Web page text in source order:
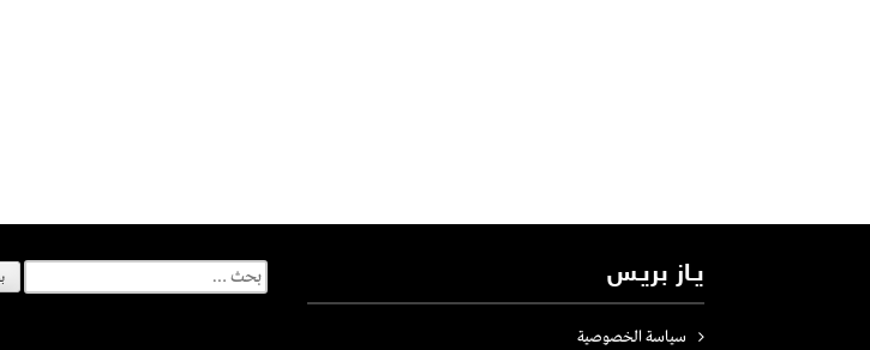
يـاز بريـس
سياسة الخصوصية
البحث
عن: